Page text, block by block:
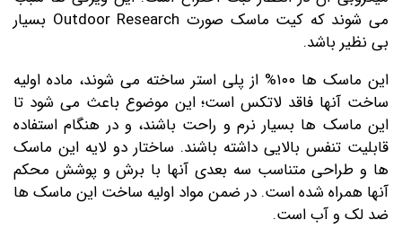
می شوند که کیت ماسک صورت Outdoor Research بسیار
بی نظیر باشد.
این ماسک ها ۱۰۰% از پلی استر ساخته می شوند، ماده اولیه
ساخت آنها فاقد لاتکس است؛ این موضوع باعث می شود تا
این ماسک ها بسیار نرم و راحت باشند، و در هنگام استفاده
قابلیت تنفس بالایی داشته باشند. ساختار دو لایه این ماسک
ها و طراحی متناسب سه بعدی آنها با برش و پوشش محکم
آنها همراه شده است. در ضمن مواد اولیه ساخت این ماسک ها
ضد لک و آب است.